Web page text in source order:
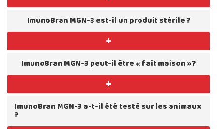
ImunoBran MGN-3 est-il un produit stérile ?
ImunoBran MGN-3 peut-il être « fait maison »?
ImunoBran MGN-3 a-t-il été testé sur les animaux
?